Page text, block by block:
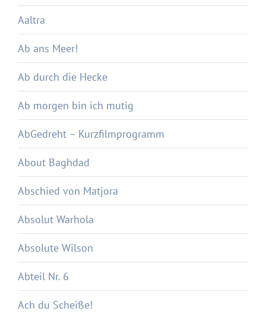
Aaltra
Ab ans Meer!
Ab durch die Hecke
Ab morgen bin ich mutig
AbGedreht – Kurzfilmprogramm
About Baghdad
Abschied von Matjora
Absolut Warhola
Absolute Wilson
Abteil Nr. 6
Ach du Scheiße!